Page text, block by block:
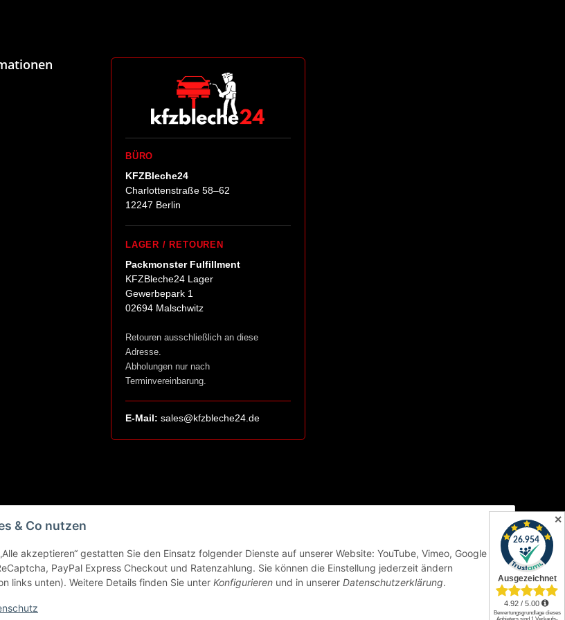
& Co nutzen
akzeptieren“ gestatten Sie den Einsatz folgender Dienste auf unserer Website: YouTube, Vimeo, Google
PayPal Express Checkout und Ratenzahlung. Sie können die Einstellung jederzeit ändern
links unten). Weitere Details finden Sie unter Konfigurieren und in unserer Datenschutzerklärung.
BÜRO
KFZBleche24
Charlottenstraße 58–62
12247 Berlin
LAGER / RETOUREN
Packmonster Fulfillment
KFZBleche24 Lager
Gewerbepark 1
02694 Malschwitz
Retouren ausschließlich an diese
Adresse.
Abholungen nur nach
Terminvereinbarung.
E-Mail: sales@kfzbleche24.de
✕